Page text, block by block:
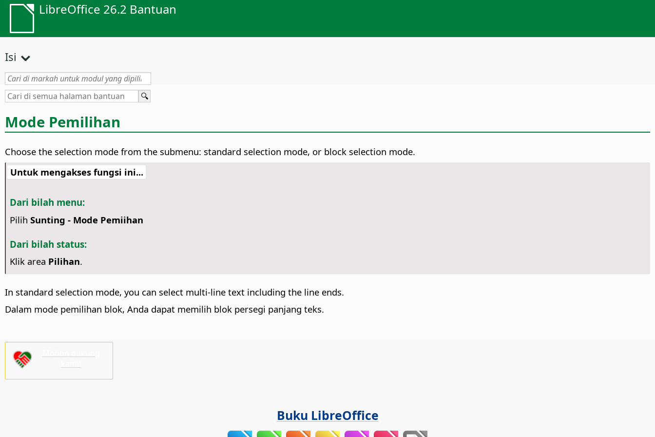
LibreOffice 26.2 Bantuan
Isi
Mode Pemilihan
Choose the selection mode from the submenu: standard selection mode, or block selection mode.
Untuk mengakses fungsi ini...
Dari bilah menu:
Pilih Sunting - Mode Pemiihan
Dari bilah status:
Klik area Pilihan.
In standard selection mode, you can select multi-line text including the line ends.
Dalam mode pemilihan blok, Anda dapat memilih blok persegi panjang teks.
Buku LibreOffice